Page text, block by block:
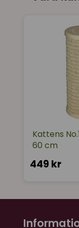
Kattens
60 cm
449 kr